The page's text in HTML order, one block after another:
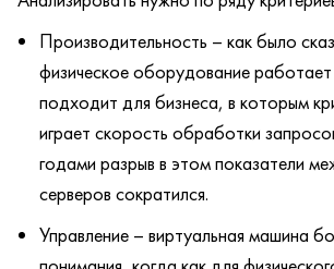
Производительность – как было
физическое оборудование
подходит для бизнеса, в которым
играет скорость обработки
годами разрыв в этом показатели
серверов сократился.
Управление – виртуальная машина